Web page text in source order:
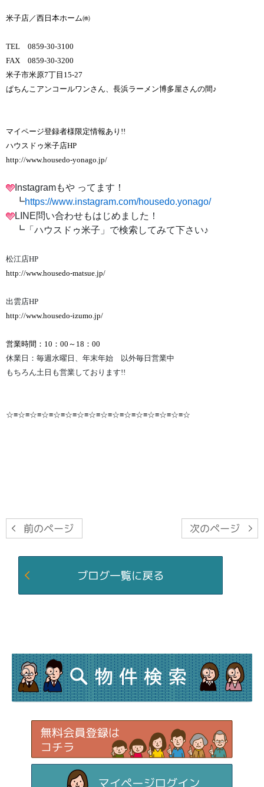
米子店／西日本ホーム㈱
TEL 0859-30-3100
FAX 0859-30-3200
米子市米原7丁目15-27
ぱちんこアンコールワンさん、長浜ラーメン博多屋さんの間♪
マイページ登録者様限定情報あり!!
ハウスドゥ米子店HP
http://www.housedo-yonago.jp/
Instagramもや ってます！
┗https://www.instagram.com/housedo.yonago/
LINE問い合わせもはじめました！
┗「ハウスドゥ米子」で検索してみて下さい♪
松江店HP
http://www.housedo-matsue.jp/
出雲店HP
http://www.housedo-izumo.jp/
営業時間：10：00～18：00
休業日：毎週水曜日、年末年始 以外毎日営業中
もちろん土日も営業しております!!
☆≡☆≡☆≡☆≡☆≡☆≡☆≡☆≡☆≡☆≡☆≡☆≡☆≡☆≡☆≡☆